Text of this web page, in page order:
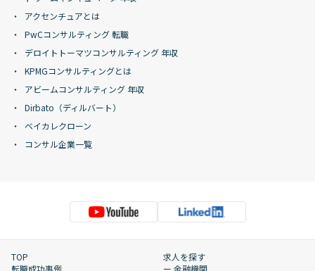
アクセンチュアとは
PwCコンサルティング 転職
デロイトトーマツコンサルティング 年収
KPMGコンサルティングとは
アビームコンサルティング 年収
Dirbato（ディルバート）
ベイカレクローン
コンサル企業一覧
TOP
転職成功事例
求人を探す
ー 金融機関